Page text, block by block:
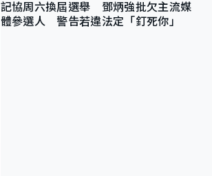
記協周六換屆選舉 鄧炳強批欠主流媒
體參選人 警告若違法定「釘死你」